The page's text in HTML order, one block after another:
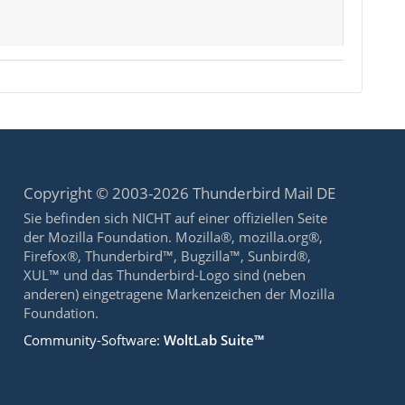
Copyright © 2003-2026 Thunderbird Mail DE
Sie befinden sich NICHT auf einer offiziellen Seite
der Mozilla Foundation. Mozilla®, mozilla.org®,
Firefox®, Thunderbird™, Bugzilla™, Sunbird®,
XUL™ und das Thunderbird-Logo sind (neben
anderen) eingetragene Markenzeichen der Mozilla
Foundation.
Community-Software:WoltLab Suite™